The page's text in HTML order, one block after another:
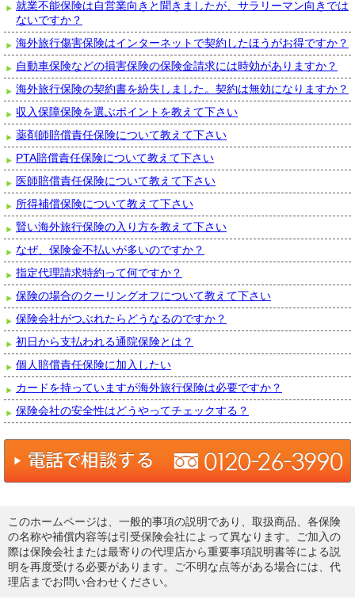
就業不能保険は自営業向きと聞きましたが、サラリーマン向きでは
ないですか？
海外旅行傷害保険はインターネットで契約したほうがお得ですか？
自動車保険などの損害保険の保険金請求には時効がありますか？
海外旅行保険の契約書を紛失しました。契約は無効になりますか？
収入保障保険を選ぶポイントを教えて下さい
薬剤師賠償責任保険について教えて下さい
PTA賠償責任保険について教えて下さい
医師賠償責任保険について教えて下さい
所得補償保険について教えて下さい
賢い海外旅行保険の入り方を教えて下さい
なぜ、保険金不払いが多いのですか？
指定代理請求特約って何ですか？
保険の場合のクーリングオフについて教えて下さい
保険会社がつぶれたらどうなるのですか？
初日から支払われる通院保険とは？
個人賠償責任保険に加入したい
カードを持っていますが海外旅行保険は必要ですか？
保険会社の安全性はどうやってチェックする？
このホームページは、一般的事項の説明であり、取扱商品、各保険
の名称や補償内容等は引受保険会社によって異なります。ご加入の
際は保険会社または最寄りの代理店から重要事項説明書等による説
明を再度受ける必要があります。ご不明な点等がある場合には、代
理店までお問い合わせください。